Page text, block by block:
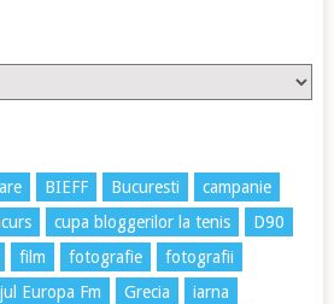
BIEFF Bucuresti
campanie
cupa bloggerilor la tenis
D90
film fotografie
fotografii
Europa Fm Grecia
iarna